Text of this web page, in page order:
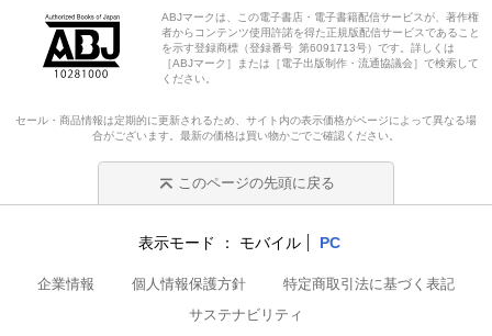
ABJマークは、この電子書店・電子書籍配信サービスが、著作権
者からコンテンツ使用許諾を得た正規版配信サービスであること
を示す登録商標（登録番号 第6091713号）です。詳しくは
［ABJマーク］または［電子出版制作・流通協議会］で検索して
ください。
セール・商品情報は定期的に更新されるため、サイト内の表示価格がページによって異なる場
合がございます。最新の価格は買い物かごでご確認ください。
このページの先頭に戻る
表示モード モバイル PC
企業情報 個人情報保護方針
特定商取引法に基づく表記
サステナビリティ